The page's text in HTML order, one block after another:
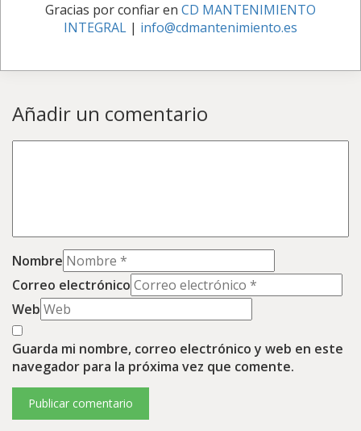
Gracias por confiar en CD MANTENIMIENTO
INTEGRAL | info@cdmantenimiento.es
Añadir un comentario
Nombre
Correo electrónico
Web
Guarda mi nombre, correo electrónico y web en este
navegador para la próxima vez que comente.